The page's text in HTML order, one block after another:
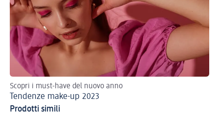
Scopri i must-have del nuovo anno
Tendenze make-up 2023
Prodotti simili